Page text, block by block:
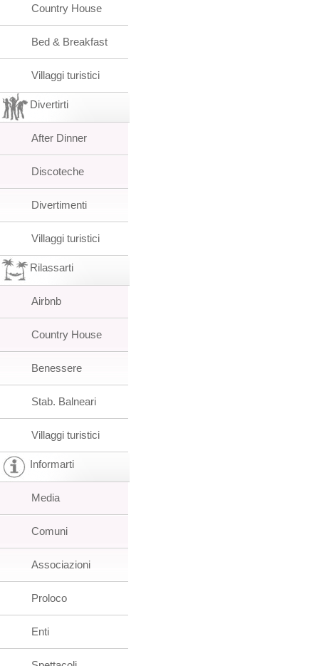
Country House
Bed & Breakfast
Villaggi turistici
Divertirti
After Dinner
Discoteche
Divertimenti
Villaggi turistici
Rilassarti
Airbnb
Country House
Benessere
Stab. Balneari
Villaggi turistici
Informarti
Media
Comuni
Associazioni
Proloco
Enti